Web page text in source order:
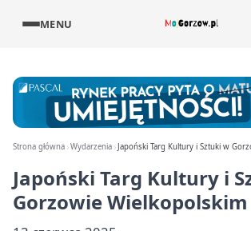
MENU
Strona główna Wydarzenia Japoński Targ Kultury i Sztuki w
Japoński Targ Kultury i
Gorzowie Wielkopolskim